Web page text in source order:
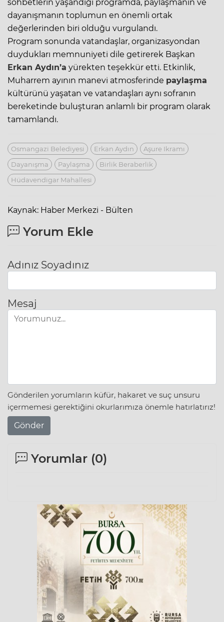
sohbetlerin yaşandığı programda, paylaşmanın ve
dayanışmanın toplumun en önemli ortak
değerlerinden biri olduğu vurgulandı.
Program sonunda vatandaşlar, organizasyondan
duydukları memnuniyeti dile getirerek Başkan
Erkan Aydın’a yürekten teşekkür etti. Etkinlik,
Muharrem ayının manevi atmosferinde paylaşma
kültürünü yaşatan ve vatandaşları aynı sofranın
bereketinde buluşturan anlamlı bir program olarak
tamamlandı.
Osmangazi Belediyesi Erkan Aydın
Aşure Ikramı
Dayanışma
Paylaşma
Birlik Beraberlik
Hüdavendigar Mahallesi
Kaynak: Haber Merkezi - Bülten
Yorum Ekle
Adınız Soyadınız
Mesaj
Gönderilen yorumların küfür, hakaret ve suç unsuru
içermemesi gerektiğini okurlarımıza önemle hatırlatırız!
Gönder
Yorumlar (0)